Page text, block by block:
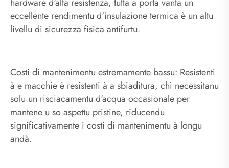
eccellente rendimentu d'insulazione termica è un altu
livellu di sicurezza fisica antifurtu.
Costi di mantenimentu estremamente bassu: Resistenti
à e macchie è resistenti à a sbiaditura, chì necessitanu
solu un risciacamentu d'acqua occasionale per
mantene u so aspettu pristine, riducendu
significativamente i costi di mantenimentu à longu
andà.